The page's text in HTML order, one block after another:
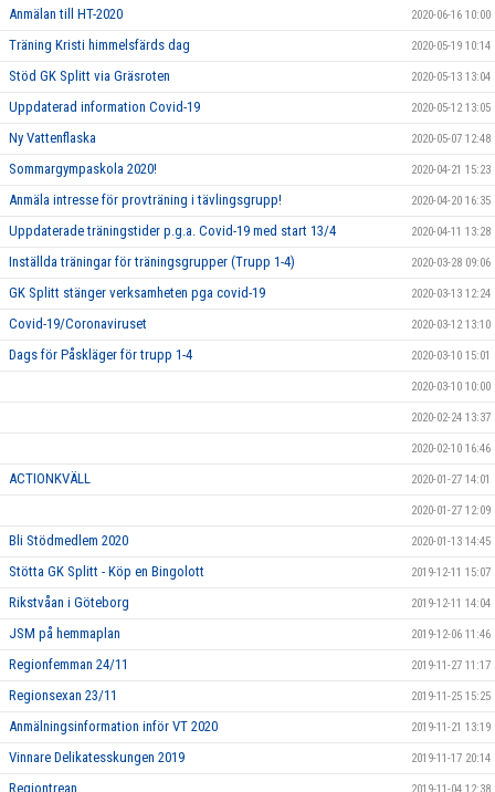
Anmälan till HT-2020 2020-06-16 10:00
Träning Kristi himmelsfärds dag 2020-05-19 10:14
Stöd GK Splitt via Gräsroten 2020-05-13 13:04
Uppdaterad information Covid-19 2020-05-12 13:05
Ny Vattenflaska 2020-05-07 12:48
Sommargympaskola 2020! 2020-04-21 15:23
Anmäla intresse för provträning i tävlingsgrupp! 2020-04-20 16:35
Uppdaterade träningstider p.g.a. Covid-19 med start 13/4 2020-04-11 13:28
Inställda träningar för träningsgrupper (Trupp 1-4) 2020-03-28 09:06
GK Splitt stänger verksamheten pga covid-19 2020-03-13 12:24
Covid-19/Coronaviruset 2020-03-12 13:10
Dags för Påskläger för trupp 1-4 2020-03-10 15:01
2020-03-10 10:00
2020-02-24 13:37
2020-02-10 16:46
ACTIONKVÄLL 2020-01-27 14:01
2020-01-27 12:09
Bli Stödmedlem 2020 2020-01-13 14:45
Stötta GK Splitt - Köp en Bingolott 2019-12-11 15:07
Rikstvåan i Göteborg 2019-12-11 14:04
JSM på hemmaplan 2019-12-06 11:46
Regionfemman 24/11 2019-11-27 11:17
Regionsexan 23/11 2019-11-25 15:25
Anmälningsinformation inför VT 2020 2019-11-21 13:19
Vinnare Delikatesskungen 2019 2019-11-17 20:14
Regiontrean